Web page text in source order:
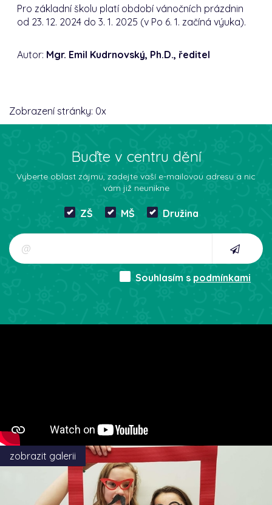
Pro základní školu platí období vánočních prázdnin
od 23. 12. 2024 do 3. 1. 2025 (v Po 6. 1. začíná výuka).
Autor: Mgr. Emil Kudrnovský, Ph.D., ředitel
Zobrazení stránky: 0x
Buďte v centru dění
Vyberte oblast zájmu, zadejte vaší e-mailovou adresu a nic
vám již neunikne
ZŠ MŠ Družina
Souhlasím s podmínkami
zobrazit galerii